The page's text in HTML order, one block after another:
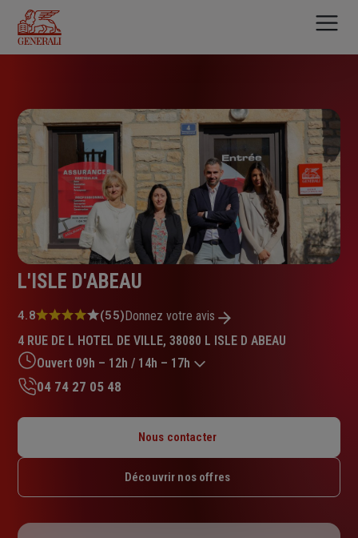
contenu
principal
L'ISLE D'ABEAU
Note
4.8
sur
5
étoiles
4.8 (55)Donnez votre avis
4 RUE DE L HOTEL DE VILLE, 38080 L ISLE D ABEAU
Ouvert 09h – 12h / 14h – 17h
Mardi : 09h – 12h30 / 14h – 18h
Jeudi : 09h – 12h30 / 14h – 18h
Dimanche : Fermé
04 74 27 05 48
Nous contacter
Découvrir nos offres